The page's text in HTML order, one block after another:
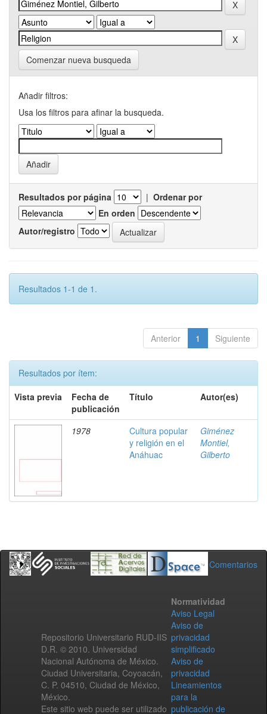
Comenzar nueva busqueda
Añadir filtros:
Usa los filtros para afinar la busqueda.
Resultados por página | Ordenar por
En orden
Autor/registro
Resultados 1-1 de 1.
Anterior 1 Siguiente
Resultados por ítem:
Vista previa
Fecha de
publicación
Título Autor(es)
1978
Cultura popular
y religión en el
Anáhuac
Giménez
Montiel,
Gilberto
Comentarios
Repositorio Universitario RUD-IIS
D.R. © 2010. Universidad
Nacional Autónoma de México.
Ciudad Universitaria, Coyoacán,
C. P. 04510, Ciudad de México,
México.
Este sitio web puede ser utilizado
Normatividad
Aviso Legal
Aviso de
privacidad
simplificado
Aviso de
privacidad
Lineamientos
para la
publicación de